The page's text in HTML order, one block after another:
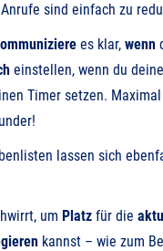
sind einfach zu
es klar, wenn
einstellen, wenn du deine
Timer setzen.
lassen sich
um Platz für die
kannst – wie zum